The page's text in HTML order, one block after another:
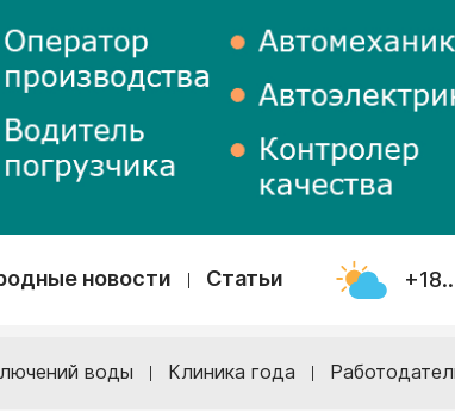
новости Статьи
воды Клиника года